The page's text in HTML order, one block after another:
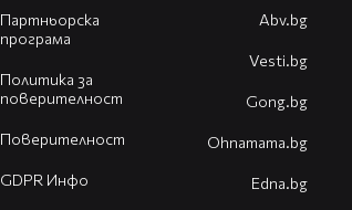
Партньорска
програма
Политика за
поверителност
Поверителност
GDPR Инфо
Abv.bg
Vesti.bg
Gong.bg
Оhnamama.bg
Edna.bg